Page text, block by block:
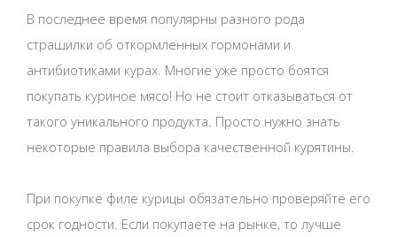
В последнее время популярны разного рода
страшилки об откормленных гормонами и
антибиотиками курах. Многие уже просто боятся
покупать куриное мясо! Но не стоит отказываться от
такого уникального продукта. Просто нужно знать
некоторые правила выбора качественной курятины.
При покупке филе курицы обязательно проверяйте его
срок годности. Если покупаете на рынке, то лучше